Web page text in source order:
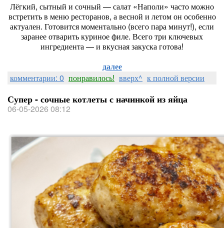
Лёгкий, сытный и сочный — салат «Наполи» часто можно
встретить в меню ресторанов, а весной и летом он особенно
актуален. Готовится моментально (всего пара минут!), если
заранее отварить куриное филе. Всего три ключевых
ингредиента — и вкусная закуска готова!
далее
комментарии: 0 понравилось! вверх^ к полной версии
Супер - сочные котлеты с начинкой из яйца
06-05-2026 08:12